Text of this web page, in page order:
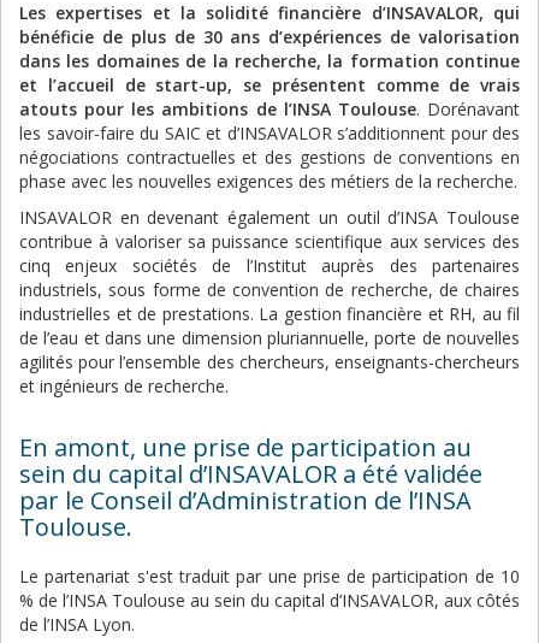
Les expertises et la solidité financière d’INSAVALOR, qui
bénéficie de plus de 30 ans d’expériences de valorisation
dans les domaines de la recherche, la formation continue
et l’accueil de start-up, se présentent comme de vrais
atouts pour les ambitions de l’INSA Toulouse. Dorénavant
les savoir-faire du SAIC et d’INSAVALOR s’additionnent pour des
négociations contractuelles et des gestions de conventions en
phase avec les nouvelles exigences des métiers de la recherche.
INSAVALOR en devenant également un outil d’INSA Toulouse
contribue à valoriser sa puissance scientifique aux services des
cinq enjeux sociétés de l’Institut auprès des partenaires
industriels, sous forme de convention de recherche, de chaires
industrielles et de prestations. La gestion financière et RH, au fil
de l’eau et dans une dimension pluriannuelle, porte de nouvelles
agilités pour l’ensemble des chercheurs, enseignants-chercheurs
et ingénieurs de recherche.
En amont, une prise de participation au
sein du capital d’INSAVALOR a été validée
par le Conseil d’Administration de l’INSA
Toulouse.
Le partenariat s'est traduit par une prise de participation de 10
% de l’INSA Toulouse au sein du capital d’INSAVALOR, aux côtés
de l’INSA Lyon.